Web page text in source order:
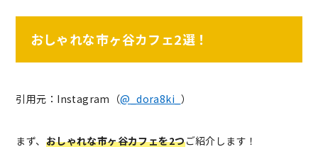
おしゃれな市ヶ谷カフェ2選！
引用元：Instagram（@_dora8ki_ ）
まず、 おしゃれな市ヶ谷カフェを2つご紹介します！